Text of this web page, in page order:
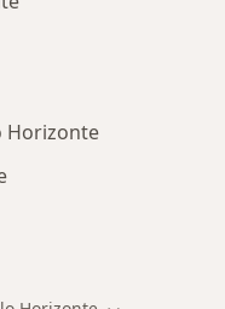
Horizonte